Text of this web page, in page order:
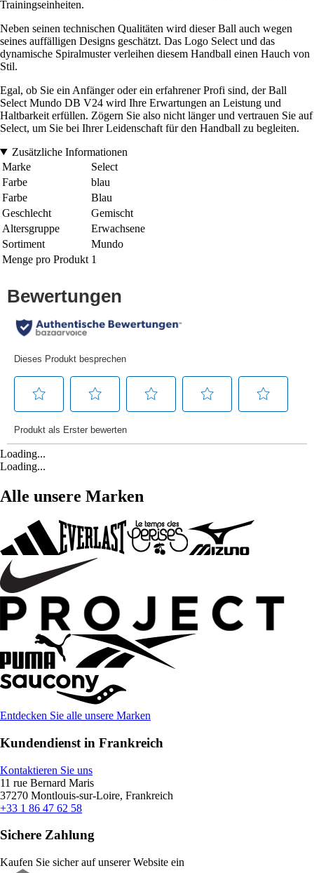
Trainingseinheiten.
Neben seinen technischen Qualitäten wird dieser Ball auch wegen
seines auffälligen Designs geschätzt. Das Logo Select und das
dynamische Spiralmuster verleihen diesem Handball einen Hauch von
Stil.
Egal, ob Sie ein Anfänger oder ein erfahrener Profi sind, der Ball
Select Mundo DB V24 wird Ihre Erwartungen an Leistung und
Haltbarkeit erfüllen. Zögern Sie also nicht länger und vertrauen Sie auf
Select, um Sie bei Ihrer Leidenschaft für den Handball zu begleiten.
Zusätzliche Informationen
Marke
Select
Farbe
blau
Farbe
Blau
Geschlecht
Gemischt
Altersgruppe
Erwachsene
Sortiment
Mundo
Menge pro Produkt 1
Loading...
Loading...
Alle unsere Marken
Entdecken Sie alle unsere Marken
Kundendienst in Frankreich
Kontaktieren Sie uns
11 rue Bernard Maris
37270 Montlouis-sur-Loire, Frankreich
+33 1 86 47 62 58
Sichere Zahlung
Kaufen Sie sicher auf unserer Website ein